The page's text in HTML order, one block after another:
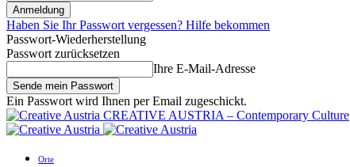
Haben Sie Ihr Passwort vergessen? Hilfe bekommen
Passwort-Wiederherstellung
Passwort zurücksetzen
Ihre E-Mail-Adresse
Ein Passwort wird Ihnen per Email zugeschickt.
CREATIVE AUSTRIA – Contemporary Culture
Orte